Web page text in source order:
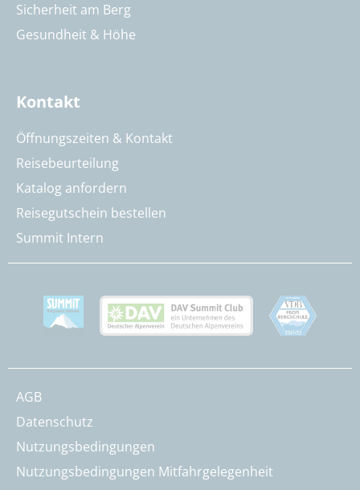
Sicherheit am Berg
Gesundheit & Höhe
Kontakt
Öffnungszeiten & Kontakt
Reisebeurteilung
Katalog anfordern
Reisegutschein bestellen
Summit Intern
AGB
Datenschutz
Nutzungsbedingungen
Nutzungsbedingungen Mitfahrgelegenheit